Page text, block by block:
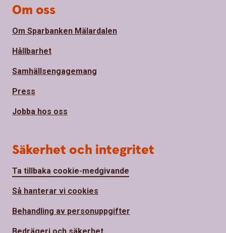
Om oss
Om Sparbanken Mälardalen
Hållbarhet
Samhällsengagemang
Press
Jobba hos oss
Säkerhet och integritet
Ta tillbaka cookie-medgivande
Så hanterar vi cookies
Behandling av personuppgifter